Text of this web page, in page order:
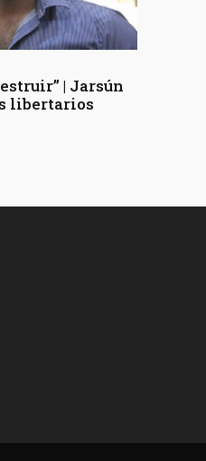
| Jarsún
libertarios